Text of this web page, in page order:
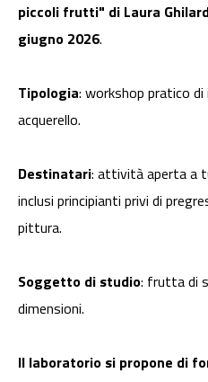
piccoli frutti" di Laura
giugno 2026.
Tipologia: workshop pratico
acquerello.
Destinatari: attività aperta a
inclusi principianti privi di
pittura.
Soggetto di studio: frutta di
dimensioni.
Il laboratorio si propone di